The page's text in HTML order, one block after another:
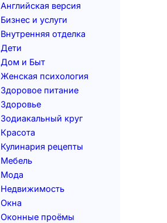
Английская версия
Бизнес и услуги
Внутренняя отделка
Дети
Дом и Быт
Женская психология
Здоровое питание
Здоровье
Зодиакальный круг
Красота
Кулинария рецепты
Мебель
Мода
Недвижимость
Окна
Оконные проёмы